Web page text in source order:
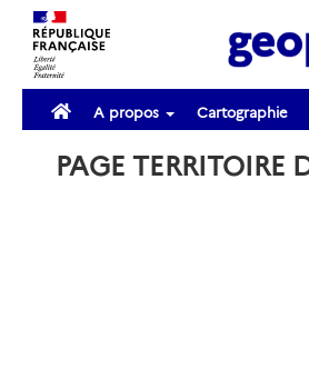
A propos Cartographie
PAGE TERRITOIRE